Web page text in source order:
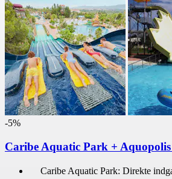
-5%
Caribe Aquatic Park +
Caribe Aquatic Park: Direkte